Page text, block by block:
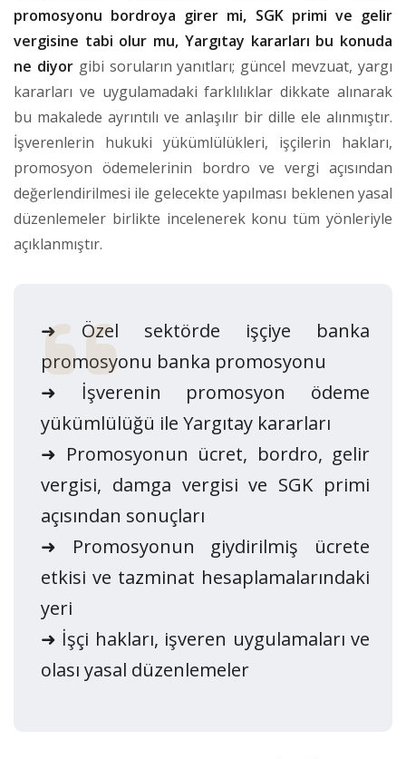
promosyonu bordroya girer mi, SGK primi ve gelir
vergisine tabi olur mu, Yargıtay kararları bu konuda
ne diyorgibi soruların yanıtları; güncel mevzuat, yargı
kararları ve uygulamadaki farklılıklar dikkate alınarak
bu makalede ayrıntılı ve anlaşılır bir dille ele alınmıştır.
İşverenlerin hukuki yükümlülükleri, işçilerin hakları,
promosyon ödemelerinin bordro ve vergi açısından
değerlendirilmesi ile gelecekte yapılması beklenen yasal
düzenlemeler birlikte incelenerek konu tüm yönleriyle
açıklanmıştır.
➜ Özel sektörde işçiye banka
promosyonu banka promosyonu
➜ İşverenin promosyon ödeme
yükümlülüğü ile Yargıtay kararları
➜ Promosyonun ücret, bordro, gelir
vergisi, damga vergisi ve SGK primi
açısından sonuçları
➜ Promosyonun giydirilmiş ücrete
etkisi ve tazminat hesaplamalarındaki
yeri
➜ İşçi hakları, işveren uygulamaları ve
olası yasal düzenlemeler